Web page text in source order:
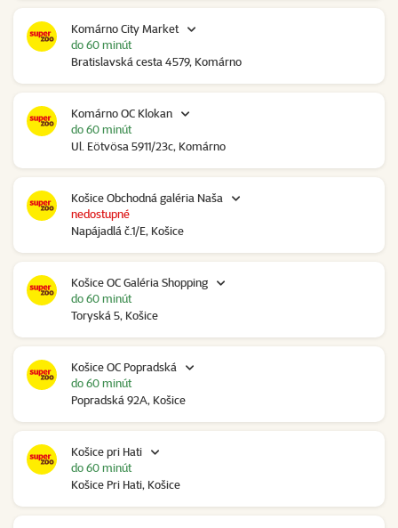
Komárno City Market
Bratislavská cesta 4579, Komárno
do 60 minút
Komárno OC Klokan
Ul. Eötvösa 5911/23c, Komárno
do 60 minút
Košice Obchodná galéria Naša
Napájadlá č.1/E, Košice
nedostupné
Košice OC Galéria Shopping
Toryská 5, Košice
do 60 minút
Košice OC Popradská
Popradská 92A, Košice
do 60 minút
Košice pri Hati
Košice Pri Hati, Košice
do 60 minút